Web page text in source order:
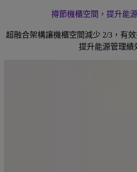
撙節機櫃空間，提升能
超融合架構讓機櫃空間減少 2/3，有
提升能源管理績